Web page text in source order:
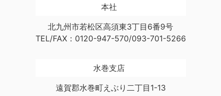
本社
北九州市若松区高須東3丁目6番9号
TEL/FAX：0120-947-570/093-701-5266
水巻支店
遠賀郡水巻町えぶり二丁目1-13